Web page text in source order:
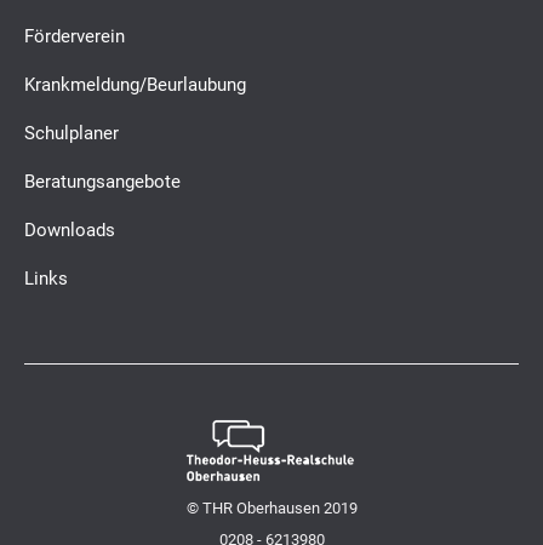
Förderverein
Krankmeldung/Beurlaubung
Schulplaner
Beratungsangebote
Downloads
Links
© THR Oberhausen 2019
0208 - 6213980